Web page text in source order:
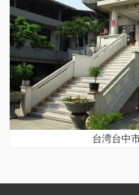
台湾台中